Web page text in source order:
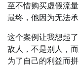
至不惜购买虚假流
最终，他因为无法
这个案例让我想起
敌人，不是别人，
为了自己的利益而